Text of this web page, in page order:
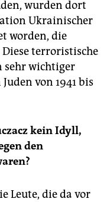
wurden dort
Ukrainischer
worden, die
terroristische
sehr wichtiger
von 1941 bis
kein Idyll,
den
Leute, die da vor